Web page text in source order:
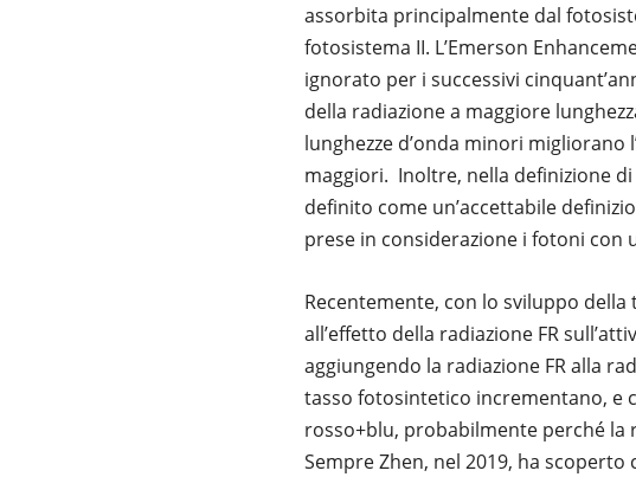
assorbita principalmente dal
fotosistema II. L’Emerson
ignorato per i successivi
della radiazione a maggiore
lunghezze d’onda minori migliorano
maggiori. Inoltre, nella definizione di
definito come un’accettabile
prese in considerazione i fotoni con
Recentemente, con lo sviluppo
all’effetto della radiazione FR
aggiungendo la radiazione FR alla
tasso fotosintetico incrementano, e
rosso+blu, probabilmente perché la
Sempre Zhen, nel 2019, ha